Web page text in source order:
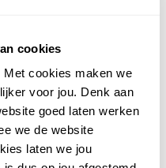
cookies
cookies maken we
voor jou. Denk aan
goed laten werken
we de website
laten we jou